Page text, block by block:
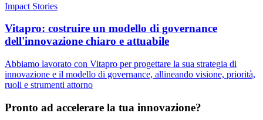
Impact Stories
Vitapro: costruire un modello di governance
dell'innovazione chiaro e attuabile
Abbiamo lavorato con Vitapro per progettare la sua strategia di
innovazione e il modello di governance, allineando visione, priorità,
ruoli e strumenti attorno
Pronto ad accelerare la tua innovazione?